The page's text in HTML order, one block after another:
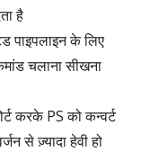
है
पाइपलाइन के लिए
चलाना सीखना
करके PS को कन्वर्ट
से ज़्यादा हेवी हो